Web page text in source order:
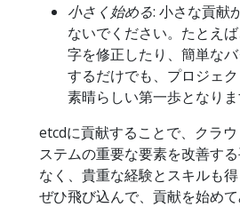
小さく始める: 小さな貢献
ないでください。たとえ
字を修正したり、簡単な
するだけでも、プロジェ
素晴らしい第一歩となりま
etcdに貢献することで、クラ
ステムの重要な要素を改善す
なく、貴重な経験とスキルも得
ぜひ飛び込んで、貢献を始めて